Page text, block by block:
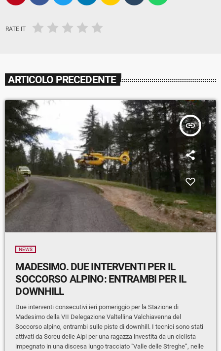
RATE IT
ARTICOLO PRECEDENTE
insert_link
NEWS
MADESIMO. DUE INTERVENTI PER IL
SOCCORSO ALPINO: ENTRAMBI PER IL
DOWNHILL
Due interventi consecutivi ieri pomeriggio per la Stazione di
Madesimo della VII Delegazione Valtellina Valchiavenna del
Soccorso alpino, entrambi sulle piste di downhill. I tecnici sono stati
attivati da Soreu delle Alpi per una ragazza investita da un ciclista
impegnato in una discesa lungo tracciato "Valle delle Streghe”, nelle